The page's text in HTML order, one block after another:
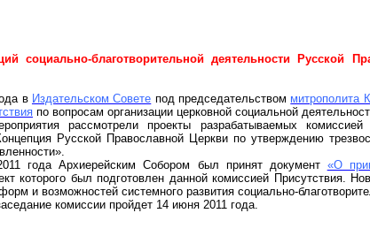
социально-благотворительной деятельности Русской
в Издательском Совете под председательством митрополита
по вопросам организации церковной социальной
рассмотрели проекты разрабатываемых
Русской Православной Церкви по утверждению
года Архиерейским Собором был принят документ «О
которого был подготовлен данной комиссией Присутствия.
и возможностей системного развития социально-
комиссии пройдет 14 июня 2011 года.